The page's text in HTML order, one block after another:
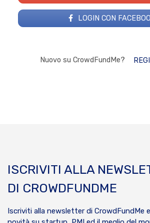
LOGIN CON
Nuovo su CrowdFundMe?
ISCRIVITI ALLA
DI CROWDFUNDME
Iscriviti alla newsletter di CrowdFundMe